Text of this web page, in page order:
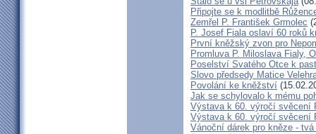
Připojte se k modlitbě
Zemřel P. František Grmolec
P. Josef Fiala oslaví 60 roků
První kněžský zvon pro
Promluva P. Miloslava Fialy,
Poselství Svatého Otce k
Slovo předsedy Matice
Povolání ke kněžství
Jak se schylovalo k mému
Výstava k 60. výročí svěcení
Výstava k 60. výročí svěcení
Vánoční dárek pro kněze - tvá